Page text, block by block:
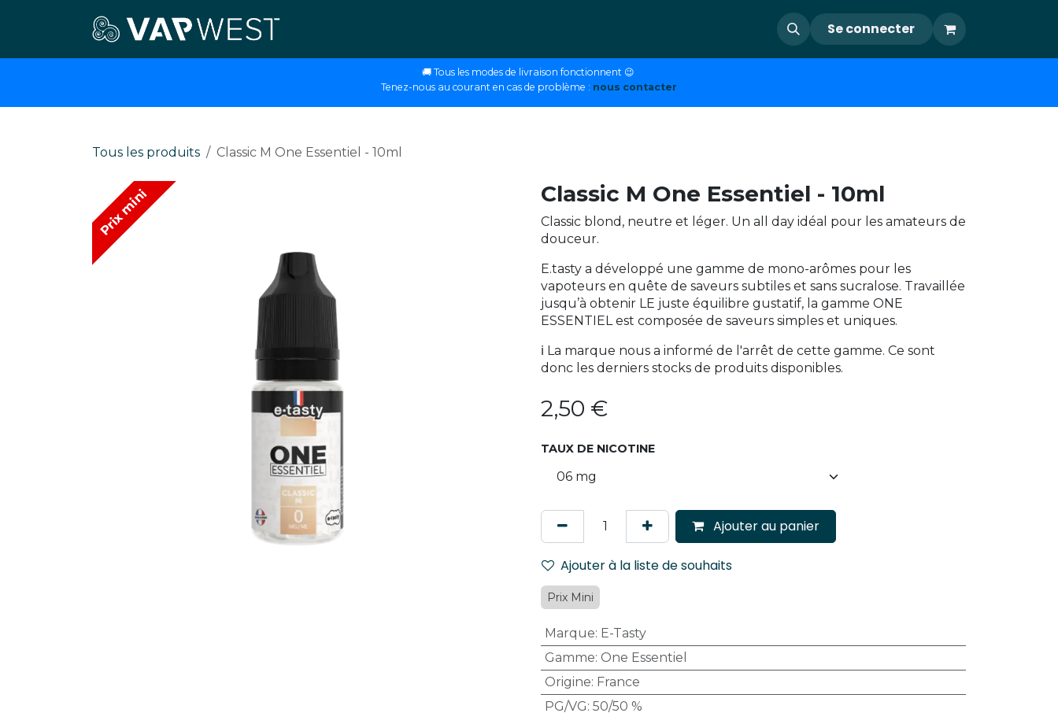
Se connecter
🚚 Tous les modes de livraison fonctionnent 😉
Tenez-nous au courant en cas de problème : nous contacter
Tous les produits Classic M One Essentiel - 10ml
Prix mini Classic M One Essentiel - 10ml
Classic blond, neutre et léger. Un all day idéal pour les amateurs de
douceur.
E.tasty a développé une gamme de mono-arômes pour les
vapoteurs en quête de saveurs subtiles et sans sucralose. Travaillée
jusqu’à obtenir LE juste équilibre gustatif, la gamme ONE
ESSENTIEL est composée de saveurs simples et uniques.
ℹ️ La marque nous a informé de l'arrêt de cette gamme. Ce sont
donc les derniers stocks de produits disponibles.
2,50 €
TAUX DE NICOTINE
Ajouter au panier
Ajouter à la liste de souhaits
Prix Mini
Marque: E-Tasty
Gamme: One Essentiel
Origine: France
PG/VG: 50/50 %